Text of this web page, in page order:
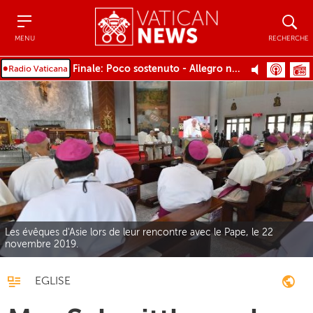
MENU RECHERCHE
Finale: Poco sostenuto - Allegro non troppo - Tempo I - Presto, non troppo
Les évêques d'Asie lors de leur rencontre avec le Pape, le 22
novembre 2019.
EGLISE